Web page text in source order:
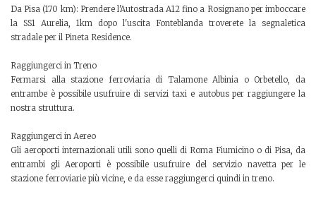
Da Pisa (170 km): Prendere l'Autostrada A12 fino a Rosignano per imboccare
la SS1 Aurelia, 1km dopo l'uscita Fonteblanda troverete la segnaletica
stradale per il Pineta Residence.
Raggiungerci in Treno
Fermarsi alla stazione ferroviaria di Talamone Albinia o Orbetello, da
entrambe è possibile usufruire di servizi taxi e autobus per raggiungere la
nostra struttura.
Raggiungerci in Aereo
Gli aeroporti internazionali utili sono quelli di Roma Fiumicino o di Pisa, da
entrambi gli Aeroporti è possibile usufruire del servizio navetta per le
stazione ferroviarie più vicine, e da esse raggiungerci quindi in treno.